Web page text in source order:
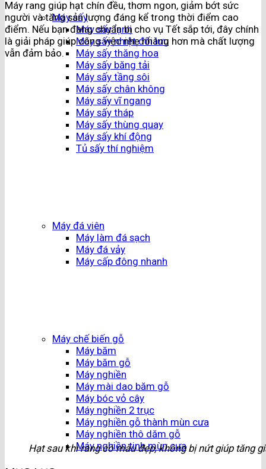
Máy sấy
Máy sấy lạnh
Máy sấy nhiệt đối lưu
Máy sấy thăng hoa
Máy sấy băng tải
Máy sấy tầng sôi
Máy sấy chân không
Máy sấy vĩ ngang
Máy sấy tháp
Máy sấy thùng quay
Máy sấy khí động
Tủ sấy thí nghiệm
Máy đá viên
Máy làm đá sạch
Máy đá vảy
Máy cấp đông nhanh
Máy chế biến gỗ
Máy băm
Máy băm gỗ
Máy nghiền
Máy mài dao băm gỗ
Máy bóc vỏ cây
Máy nghiền 2 trục
Máy nghiền gỗ thành mùn cưa
Máy nghiền thô dăm gỗ
Máy nghiền tinh mùn cưa
Máy rang giúp hạt chín đều, thơm ngon, giảm bớt sức
người và tăng sản lượng đáng kể trong thời điểm cao
điểm. Nếu bạn đang chuẩn bị cho vụ Tết sắp tới, đây chính
là giải pháp giúp công việc nhẹ nhàng hơn mà chất lượng
vẫn đảm bảo.
Hạt sau khi rang có màu đẹp, không bị nứt giúp tăng